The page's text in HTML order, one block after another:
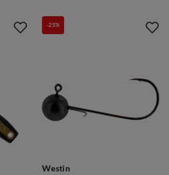
Westin
-25%